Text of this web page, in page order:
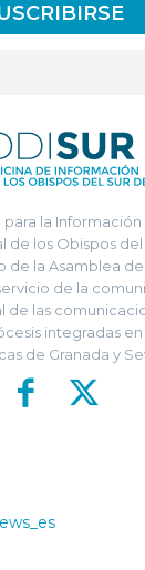
para la
de los Obispos del
de la Asamblea
de la
de las
integradas en
de Granada y